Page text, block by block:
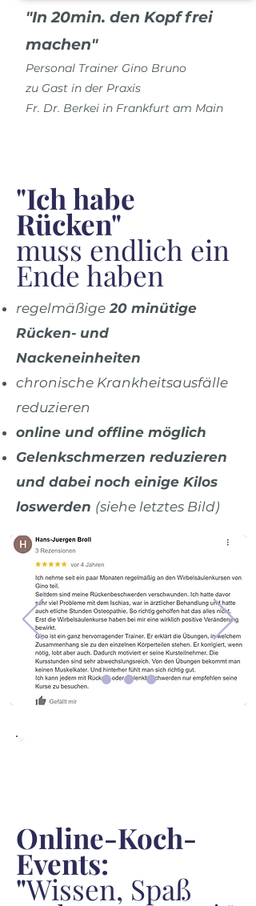
"In20min. den Kopf frei
machen"
Personal Trainer Gino Bruno
zu Gast in der Praxis
Fr. Dr. Berkei in Frankfurt am Main
"Ich habe
Rücken"
muss endlich ein
Ende haben
regelmäßige 20 minütige
Rücken- und
Nackeneinheiten
chronische Krankheitsausfälle
reduzieren
online und offline möglich
Gelenkschmerzen reduzieren
und dabei noch einige Kilos
loswerden (siehe letztes Bild)
Online-Koch-
Events:
"Wissen, Spaß